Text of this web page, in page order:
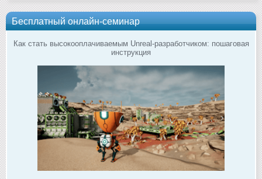
Бесплатный онлайн-семинар
Как стать высокооплачиваемым Unreal-разработчиком: пошаговая
инструкция